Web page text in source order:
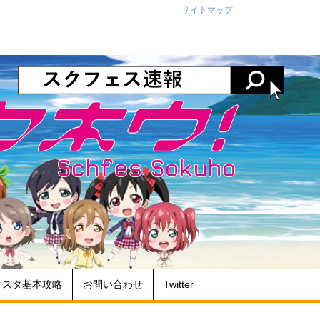
スタ基本攻略 お問い合わせ Twitter
サイトマップ